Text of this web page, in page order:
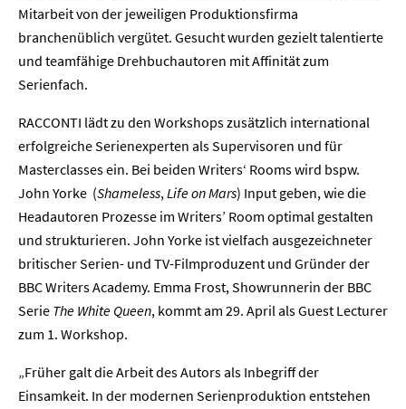
Mitarbeit von der jeweiligen Produktionsfirma
branchenüblich vergütet. Gesucht wurden gezielt talentierte
und teamfähige Drehbuchautoren mit Affinität zum
Serienfach.
RACCONTI lädt zu den Workshops zusätzlich international
erfolgreiche Serienexperten als Supervisoren und für
Masterclasses ein. Bei beiden Writers‘ Rooms wird bspw.
John Yorke (Shameless,Life on Mars) Input geben, wie die
Headautoren Prozesse im Writers’ Room optimal gestalten
und strukturieren. John Yorke ist vielfach ausgezeichneter
britischer Serien- und TV-Filmproduzent und Gründer der
BBC Writers Academy. Emma Frost, Showrunnerin der BBC
Serie The White Queen, kommt am 29. April als Guest Lecturer
zum 1. Workshop.
„Früher galt die Arbeit des Autors als Inbegriff der
Einsamkeit. In der modernen Serienproduktion entstehen